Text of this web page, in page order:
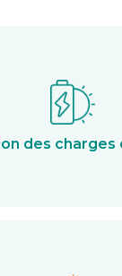
des charges